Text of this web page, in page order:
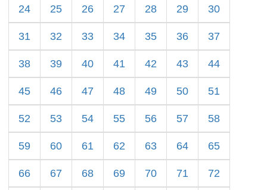
24 25 26 27 28 29 30
31 32 33 34 35 36 37
38 39 40 41 42 43 44
45 46 47 48 49 50 51
52 53 54 55 56 57 58
59 60 61 62 63 64 65
66 67 68 69 70 71 72